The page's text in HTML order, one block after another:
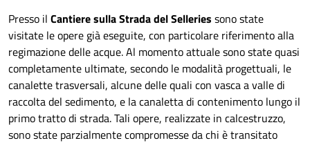
Presso il Cantiere sulla Strada del Selleries sono state
visitate le opere già eseguite, con particolare riferimento alla
regimazione delle acque. Al momento attuale sono state quasi
completamente ultimate, secondo le modalità progettuali, le
canalette trasversali, alcune delle quali con vasca a valle di
raccolta del sedimento, e la canaletta di contenimento lungo il
primo tratto di strada. Tali opere, realizzate in calcestruzzo,
sono state parzialmente compromesse da chi è transitato